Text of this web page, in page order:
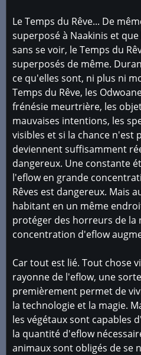
Le Temps du Rêve... De
superposé à Naakinis et
sans se voir, le Temps du
superposés de même.
ce qu'elles sont, ni plus ni
Temps du Rêve, les
frénésie meurtrière, les
mauvaises intentions, les
visibles et si la chance n'est
deviennent suffisamment
dangereux. Une constante
l'eflow en grande
Rêves est dangereux. Mais
habitant en un même
protéger des horreurs de la
concentration d'eflow
Car tout est lié. Tout chose
rayonne de l'eflow, une
premièrement permet de
la technologie et la magie.
les végétaux sont capables
la quantité d'eflow
animaux sont obligés de se